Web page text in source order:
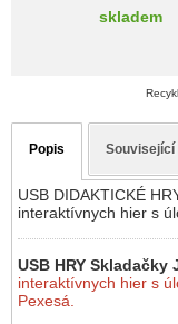
skladem
Popis
USB DIDAKTICKÉ
interaktívnych hier s
USB HRY Skladačky
interaktívnych hier s
Pexesá.